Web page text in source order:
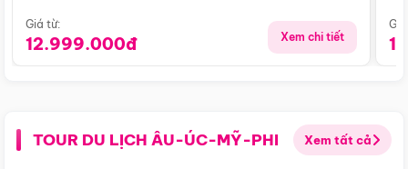
Giá từ:
12.999.000đ Xem chi tiết
TOUR DU LỊCH ÂU-ÚC-MỸ-PHI Xem tất cả
Điểm nổi bật